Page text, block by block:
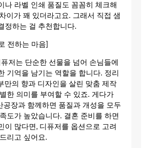
나 라벨 인쇄 품질도 꼼꼼히 체크해
이가 꽤 있더라고요. 그래서 직접 샘
정하는 걸 추천합니다.
전하는 마음]
저는 단순한 선물을 넘어 손님들에
기억을 남기는 역할을 합니다. 정리
만의 향과 디자인을 살린 맞춤 제작
한 의미를 부여할 수 있죠. 게다가
공장과 함께하면 품질과 개성을 모두
도가 높았습니다. 결혼 준비를 하면
이 많다면, 디퓨저를 옵션으로 고려
리고 싶어요.